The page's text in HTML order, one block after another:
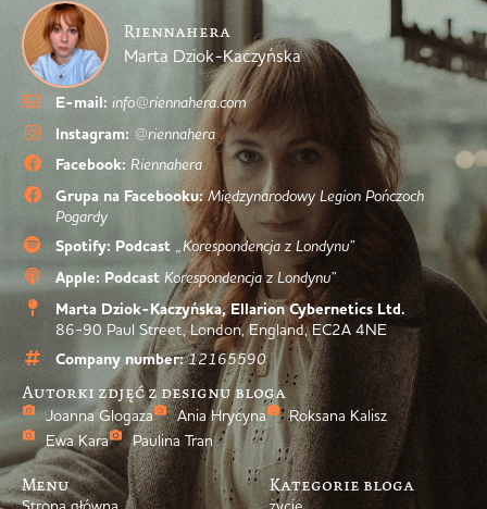
Riennahera
Marta Dziok-Kaczyńska
E-mail: info@riennahera.com
Instagram: @riennahera
Facebook: Riennahera
Grupa na Facebooku: Międzynarodowy Legion Pończoch
Pogardy
Spotify: Podcast „Korespondencja z Londynu”
Apple: Podcast Korespondencja z Londynu”
Marta Dziok-Kaczyńska, Ellarion Cybernetics Ltd.
86-90 Paul Street, London, England, EC2A 4NE
Company number: 12165590
Autorki zdjęć z designu bloga
Joanna Glogaza Ania Hrycyna
Roksana Kalisz
Ewa Kara
Paulina Tran
Menu Kategorie bloga